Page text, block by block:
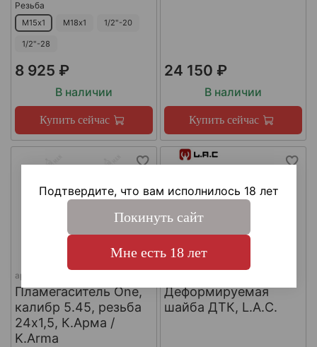
Резьба
М15х1 М18х1 1/2"-20
1/2"-28
8 925 ₽
В наличии
Купить сейчас
24 150 ₽
В наличии
Купить сейчас
арт.
Пламегаситель One,
калибр 5.45, резьба
24х1,5, К.Арма /
K.Arma
Деформируемая
шайба ДТК, L.A.C.
Подтвердите, что вам исполнилось 18 лет
Покинуть сайт
Мне есть 18 лет